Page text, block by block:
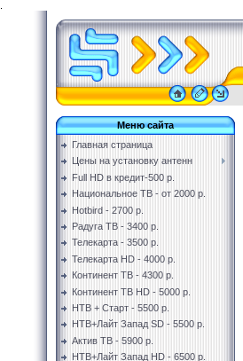
Меню сайта
Главная страница
Цены на установку антенн
Full HD в кредит-500 р.
Национальное ТВ - от 2000 р.
Hotbird - 2700 р.
Радуга ТВ - 3400 р.
Телекарта - 3500 р.
Телекарта HD - 4000 р.
Континент ТВ - 4300 р.
Континент ТВ HD - 5000 р.
НТВ + Старт - 5500 р.
НТВ+Лайт Запад SD - 5500 р.
Актив ТВ - 5900 р.
НТВ+Лайт Запад HD - 6500 р.